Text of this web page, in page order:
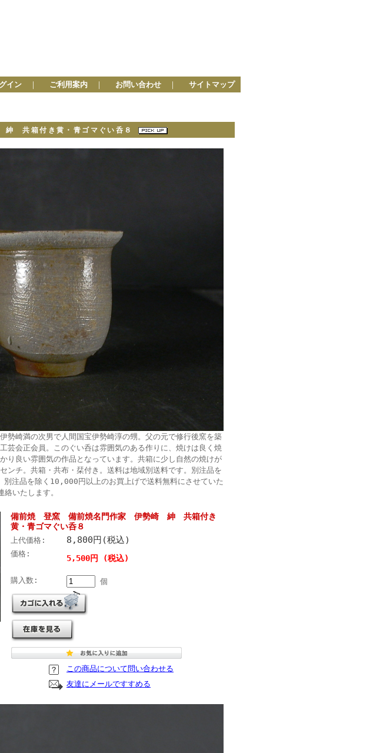
イン ｜ ご利用案内 ｜ お問い合わせ ｜ サイトマップ
共箱付き黄・青ゴマぐい呑８
勢崎満の次男で人間国宝伊勢崎淳の甥。父の元で修行後窯を築
芸会正会員。このぐい呑は雰囲気のある作りに、焼けは良く焼
り良い雰囲気の作品となっています。共箱に少し自然の焼けが
ンチ。共箱・共布・栞付き。送料は地域別送料です。別注品を
注品を除く10,000円以上のお買上げで送料無料にさせていた
いたします。
備前焼 登窯 備前焼名門作家 伊勢崎 紳 共箱付き
黄・青ゴマぐい呑８
上代価格: 8,800円(税込)
価格: 5,500円 (税込)
購入数: 個
この商品について問い合わせる
友達にメールですすめる